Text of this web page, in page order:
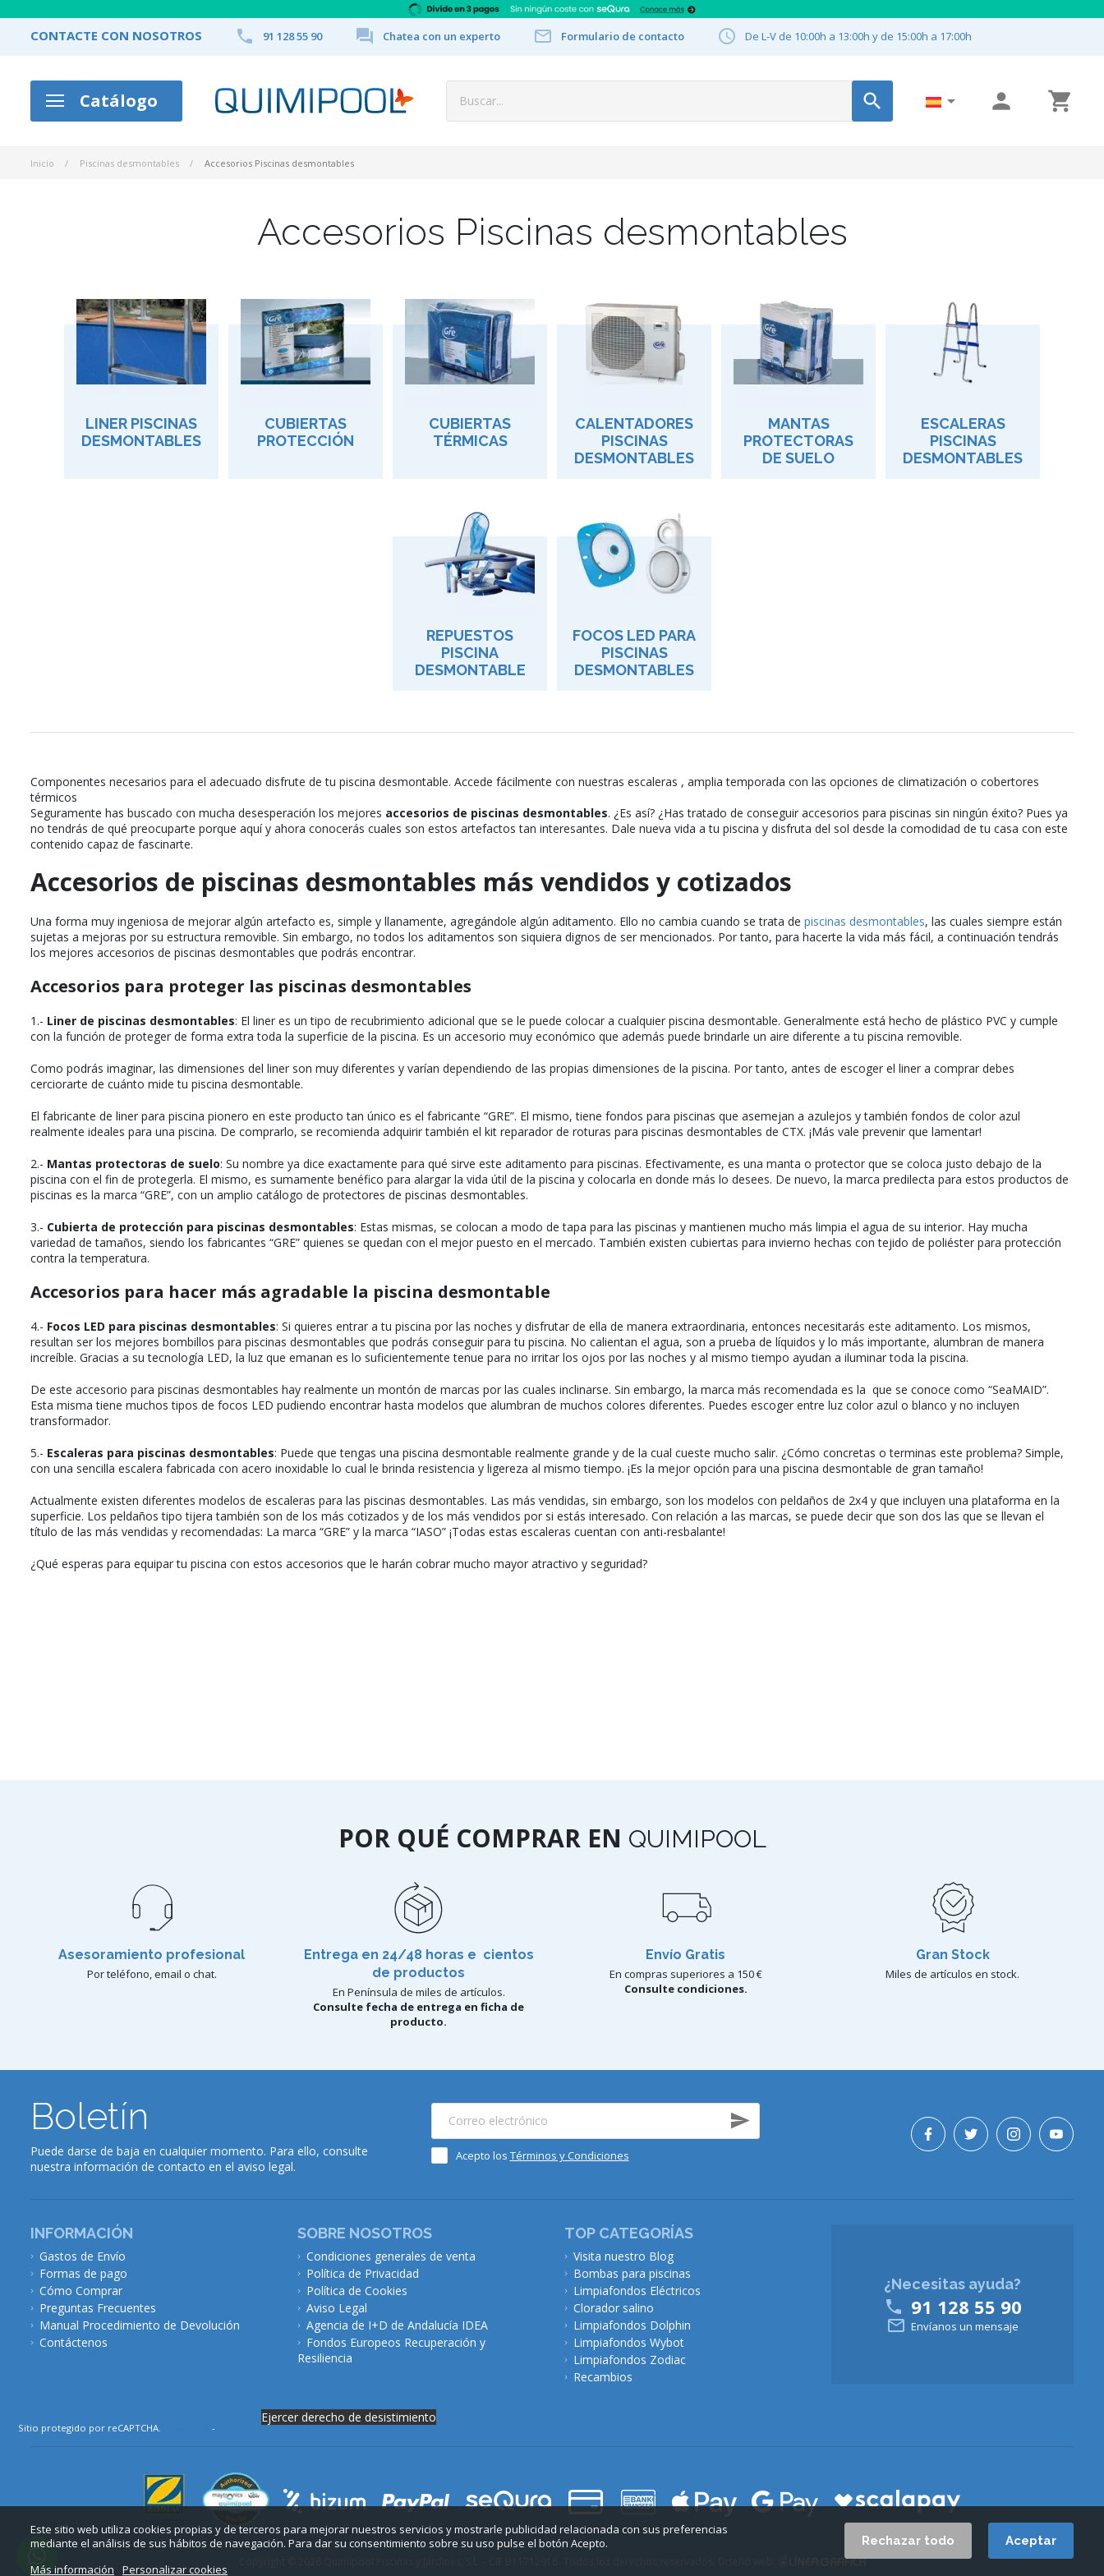
CONTACTE CON NOSOTROS  91 128 55 90  Chatea con un experto  Formulario de contacto  De L-V de 10:00h a 13:00h y de 15:00h a 17:00h
Catálogo    
Inicio Piscinas desmontables Accesorios Piscinas desmontables
Accesorios Piscinas desmontables
LINER PISCINAS
DESMONTABLES
CUBIERTAS
PROTECCIÓN
CUBIERTAS
TÉRMICAS
CALENTADORES
PISCINAS
DESMONTABLES
MANTAS
PROTECTORAS
DE SUELO
ESCALERAS
PISCINAS
DESMONTABLES
REPUESTOS
PISCINA
DESMONTABLE
FOCOS LED PARA
PISCINAS
DESMONTABLES
Componentes necesarios para el adecuado disfrute de tu piscina desmontable. Accede fácilmente con nuestras escaleras , amplia temporada con las opciones de climatización o cobertores
térmicos
Seguramente has buscado con mucha desesperación los mejores accesorios de piscinas desmontables. ¿Es así? ¿Has tratado de conseguir accesorios para piscinas sin ningún éxito? Pues ya
no tendrás de qué preocuparte porque aquí y ahora conocerás cuales son estos artefactos tan interesantes. Dale nueva vida a tu piscina y disfruta del sol desde la comodidad de tu casa con este
contenido capaz de fascinarte.
Accesorios de piscinas desmontables más vendidos y cotizados
Una forma muy ingeniosa de mejorar algún artefacto es, simple y llanamente, agregándole algún aditamento. Ello no cambia cuando se trata de piscinas desmontables, las cuales siempre están
sujetas a mejoras por su estructura removible. Sin embargo, no todos los aditamentos son siquiera dignos de ser mencionados. Por tanto, para hacerte la vida más fácil, a continuación tendrás
los mejores accesorios de piscinas desmontables que podrás encontrar.
Accesorios para proteger las piscinas desmontables
1.- Liner de piscinas desmontables: El liner es un tipo de recubrimiento adicional que se le puede colocar a cualquier piscina desmontable. Generalmente está hecho de plástico PVC y cumple
con la función de proteger de forma extra toda la superficie de la piscina. Es un accesorio muy económico que además puede brindarle un aire diferente a tu piscina removible.
Como podrás imaginar, las dimensiones del liner son muy diferentes y varían dependiendo de las propias dimensiones de la piscina. Por tanto, antes de escoger el liner a comprar debes
cerciorarte de cuánto mide tu piscina desmontable.
El fabricante de liner para piscina pionero en este producto tan único es el fabricante “GRE”. El mismo, tiene fondos para piscinas que asemejan a azulejos y también fondos de color azul
realmente ideales para una piscina. De comprarlo, se recomienda adquirir también el kit reparador de roturas para piscinas desmontables de CTX. ¡Más vale prevenir que lamentar!
2.- Mantas protectoras de suelo: Su nombre ya dice exactamente para qué sirve este aditamento para piscinas. Efectivamente, es una manta o protector que se coloca justo debajo de la
piscina con el fin de protegerla. El mismo, es sumamente benéfico para alargar la vida útil de la piscina y colocarla en donde más lo desees. De nuevo, la marca predilecta para estos productos de
piscinas es la marca “GRE”, con un amplio catálogo de protectores de piscinas desmontables.
3.- Cubierta de protección para piscinas desmontables: Estas mismas, se colocan a modo de tapa para las piscinas y mantienen mucho más limpia el agua de su interior. Hay mucha
variedad de tamaños, siendo los fabricantes “GRE” quienes se quedan con el mejor puesto en el mercado. También existen cubiertas para invierno hechas con tejido de poliéster para protección
contra la temperatura.
Accesorios para hacer más agradable la piscina desmontable
4.- Focos LED para piscinas desmontables: Si quieres entrar a tu piscina por las noches y disfrutar de ella de manera extraordinaria, entonces necesitarás este aditamento. Los mismos,
resultan ser los mejores bombillos para piscinas desmontables que podrás conseguir para tu piscina. No calientan el agua, son a prueba de líquidos y lo más importante, alumbran de manera
increíble. Gracias a su tecnología LED, la luz que emanan es lo suficientemente tenue para no irritar los ojos por las noches y al mismo tiempo ayudan a iluminar toda la piscina.
De este accesorio para piscinas desmontables hay realmente un montón de marcas por las cuales inclinarse. Sin embargo, la marca más recomendada es la que se conoce como “SeaMAID”.
Esta misma tiene muchos tipos de focos LED pudiendo encontrar hasta modelos que alumbran de muchos colores diferentes. Puedes escoger entre luz color azul o blanco y no incluyen
transformador.
5.- Escaleras para piscinas desmontables: Puede que tengas una piscina desmontable realmente grande y de la cual cueste mucho salir. ¿Cómo concretas o terminas este problema? Simple,
con una sencilla escalera fabricada con acero inoxidable lo cual le brinda resistencia y ligereza al mismo tiempo. ¡Es la mejor opción para una piscina desmontable de gran tamaño!
Actualmente existen diferentes modelos de escaleras para las piscinas desmontables. Las más vendidas, sin embargo, son los modelos con peldaños de 2x4 y que incluyen una plataforma en la
superficie. Los peldaños tipo tijera también son de los más cotizados y de los más vendidos por si estás interesado. Con relación a las marcas, se puede decir que son dos las que se llevan el
título de las más vendidas y recomendadas: La marca “GRE” y la marca “IASO” ¡Todas estas escaleras cuentan con anti-resbalante!
¿Qué esperas para equipar tu piscina con estos accesorios que le harán cobrar mucho mayor atractivo y seguridad?
POR QUÉ COMPRAR EN QUIMIPOOL
Asesoramiento profesional
Por teléfono, email o chat.
Entrega en 24/48 horas e cientos
de productos
En Península de miles de artículos.
Consulte fecha de entrega en ficha de
producto.
Envío Gratis
En compras superiores a 150 €
Consulte condiciones.
Gran Stock
Miles de artículos en stock.
Boletín
Puede darse de baja en cualquier momento. Para ello, consulte
nuestra información de contacto en el aviso legal.
Acepto los Términos y Condiciones
INFORMACIÓN
Gastos de Envío
Formas de pago
Cómo Comprar
Preguntas Frecuentes
Manual Procedimiento de Devolución
Contáctenos
SOBRE NOSOTROS
Condiciones generales de venta
Política de Privacidad
Política de Cookies
Aviso Legal
Agencia de I+D de Andalucía IDEA
Fondos Europeos Recuperación y
Resiliencia
TOP CATEGORÍAS
Visita nuestro Blog
Bombas para piscinas
Limpiafondos Eléctricos
Clorador salino
Limpiafondos Dolphin
Limpiafondos Wybot
Limpiafondos Zodiac
Recambios
¿Necesitas ayuda?
 91 128 55 90
 Envíanos un mensaje
Este sitio web utiliza cookies propias y de terceros para mejorar nuestros servicios y mostrarle publicidad relacionada con sus preferencias
mediante el análisis de sus hábitos de navegación. Para dar su consentimiento sobre su uso pulse el botón Acepto.
Más información
Personalizar cookies
Rechazar todo Aceptar
Sitio protegido por reCAPTCHA. -
Ejercer derecho de desistimiento